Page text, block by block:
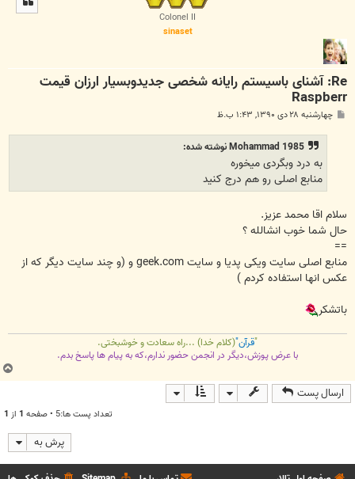
Colonel II
sinaset
Re: آشنای باسیستم رایانه شخصی جدیدوبسیار ارزان قیمت
Raspberr
س
چهارشنبه ۲۸ دی ۱۳۹۰, ۱:۴۳ ب.ظ
Mohammad 1985 نوشته شده:
به درد وبگردی میخوره
منابع اصلی رو هم درج کنید
سلام اقا محمد عزیز.
حال شما خوب انشالله ؟
==
منابع اصلی سایت ویکی پدیا و سایت geek.com و (و چند سایت دیگر که از
عکس انها استفاده کردم )
باتشکر
"قرآن"(کلام خدا) ...راه سعادت و خوشبختی.
با عرض پوزش،دیگر در انجمن حضور ندارم،که به پیام ها پاسخ بدم.
ارسال پست
تعداد پست ها:5 • صفحه 1 از 1
پرش به